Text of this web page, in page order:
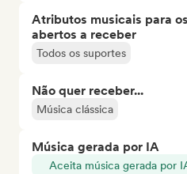
Atributos musicais para
abertos a receber
Todos os suportes
Não quer receber...
Música clássica
Música gerada por IA
Aceita música gerada por